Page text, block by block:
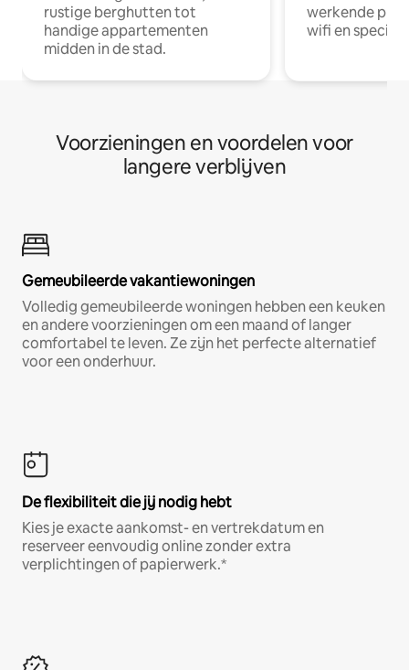
rustige berghutten tot
handige appartementen
midden in de stad.
werkende
wifi en
Voorzieningen en voordelen voor
langere verblijven
Gemeubileerde vakantiewoningen
Volledig gemeubileerde woningen hebben een keuken
en andere voorzieningen om een maand of langer
comfortabel te leven. Ze zijn het perfecte alternatief
voor een onderhuur.
De flexibiliteit die jij nodig hebt
Kies je exacte aankomst- en vertrekdatum en
reserveer eenvoudig online zonder extra
verplichtingen of papierwerk.*